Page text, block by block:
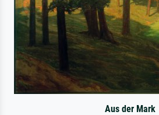
Aus der Mark